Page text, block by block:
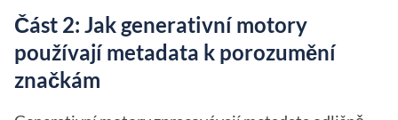
Část 2: Jak generativní motory
používají metadata k porozumění
značkám